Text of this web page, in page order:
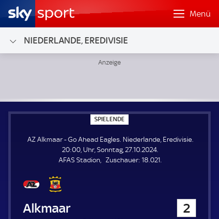
Menü
NIEDERLANDE, EREDIVISIE
SPIELENDE
P
E
L
E
N
AZ Alkmaar - Go Ahead Eagles. Niederlande, Eredivisie.
20:00, Uhr, Sonntag, 27.10.2024.
AFAS Stadion
Zuschauer: Z
18.021.
AZ Alkmaar 2